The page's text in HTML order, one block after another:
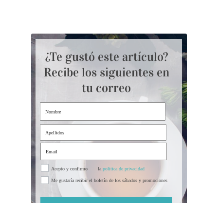
la politica de privacidad
¿Te gustó este artículo?
Recibe los siguientes en
tu correo
Acepto y confirmo
Me gustaría recibir el boletín de los sábados y promociones